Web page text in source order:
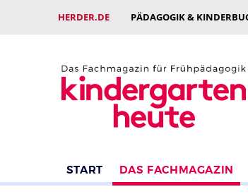
HERDER.DE PÄDAGOGIK &
START DAS FACHMAGAZIN